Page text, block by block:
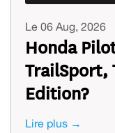
Le 06 Aug, 2026
Honda
TrailSport,
Edition?
Lire plus →